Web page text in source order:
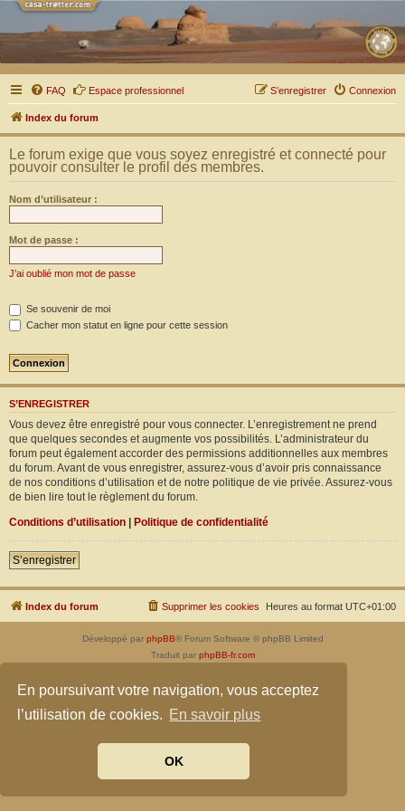
En poursuivant votre navigation, vous acceptez
l’utilisation de cookies. En savoir plus
OK
FAQ Espace professionnel Connexion
S’enregistrer
Index du forum
Le forum exige que vous soyez enregistré et connecté pour
pouvoir consulter le profil des membres.
Nom d’utilisateur :
Mot de passe :
J’ai oublié mon mot de passe
Se souvenir de moi
Cacher mon statut en ligne pour cette session
S’ENREGISTRER
Vous devez être enregistré pour vous connecter. L’enregistrement ne prend
que quelques secondes et augmente vos possibilités. L’administrateur du
forum peut également accorder des permissions additionnelles aux membres
du forum. Avant de vous enregistrer, assurez-vous d’avoir pris connaissance
de nos conditions d’utilisation et de notre politique de vie privée. Assurez-vous
de bien lire tout le règlement du forum.
Conditions d’utilisation | Politique de confidentialité
S’enregistrer
Index du forum Heures au format UTC+01:00
Supprimer les cookies
Développé par phpBB® Forum Software © phpBB Limited
Traduit par phpBB-fr.com